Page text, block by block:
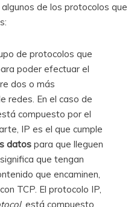
algunos de los protocolos que
de protocolos que
poder efectuar el
dos o más
redes. En el caso de
compuesto por el
IP es el que cumple
datos para que lleguen
que tengan
que encaminen,
TCP. El protocolo IP,
, está compuesto